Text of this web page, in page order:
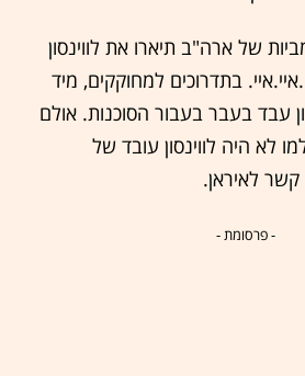
של ארה"ב תיארו את לווינסון
בתדרוכים למחוקקים, מיד
עבד בעבר בעבור הסוכנות. אולם
לא היה לווינסון עובד של
קשר לאיראן.
- פרסומת -